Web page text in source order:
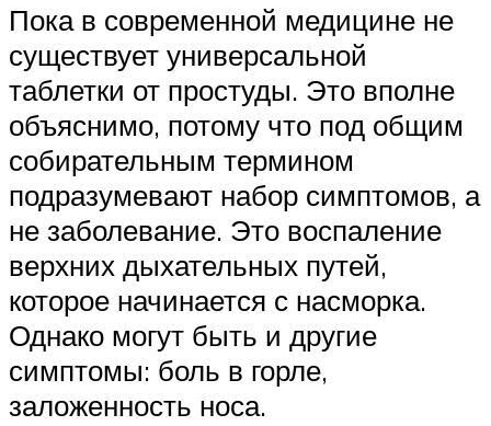
Пока в современной медицине не
существует универсальной
таблетки от простуды. Это вполне
объяснимо, потому что под общим
собирательным термином
подразумевают набор симптомов, а
не заболевание. Это воспаление
верхних дыхательных путей,
которое начинается с насморка.
Однако могут быть и другие
симптомы: боль в горле,
заложенность носа.